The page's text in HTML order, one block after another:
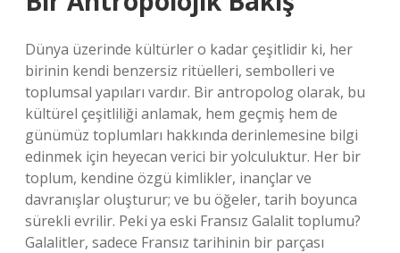
Dünya üzerinde kültürler o kadar çeşitlidir ki, her
birinin kendi benzersiz ritüelleri, sembolleri ve
toplumsal yapıları vardır. Bir antropolog olarak, bu
kültürel çeşitliliği anlamak, hem geçmiş hem de
günümüz toplumları hakkında derinlemesine bilgi
edinmek için heyecan verici bir yolculuktur. Her bir
toplum, kendine özgü kimlikler, inançlar ve
davranışlar oluşturur; ve bu öğeler, tarih boyunca
sürekli evrilir. Peki ya eski Fransız Galalit toplumu?
Galalitler, sadece Fransız tarihinin bir parçası